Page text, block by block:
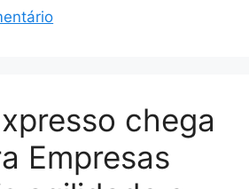
chega
Empresas